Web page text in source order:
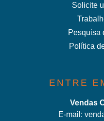
Solicite
Pesquisa
Política
ENTRE
Vendas
E-mail: